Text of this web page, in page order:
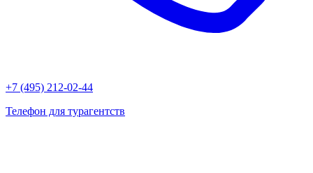
+7 (495) 212-02-44
Телефон для турагентств